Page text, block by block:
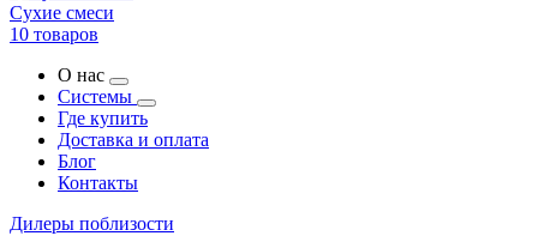
Сухие смеси
10 товаров
О нас
Системы
Где купить
Доставка и оплата
Блог
Контакты
Дилеры поблизости